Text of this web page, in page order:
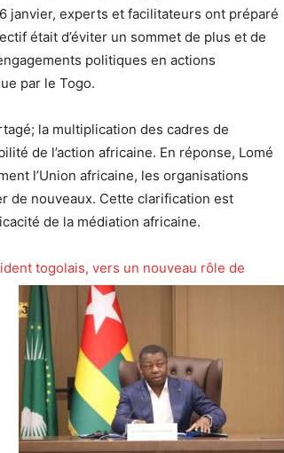
janvier, experts et facilitateurs ont préparé
était d’éviter un sommet de plus et de
politiques en actions
par le Togo.
la multiplication des cadres de
de l’action africaine. En réponse, Lomé
l’Union africaine, les organisations
de nouveaux. Cette clarification est
de la médiation africaine.
togolais, vers un nouveau rôle de